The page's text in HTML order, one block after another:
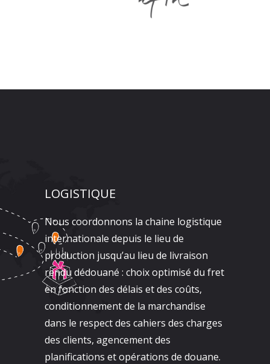
LOGISTIQUE
Nous coordonnons la chaine logistique
internationale depuis le lieu de
production jusqu’au lieu de livraison
rendu dédouané : choix optimisé du fret
en fonction des délais et des coûts,
conditionnement de la marchandise
dans le respect des cahiers des charges
des clients, agencement des
planifications et opérations de douane.